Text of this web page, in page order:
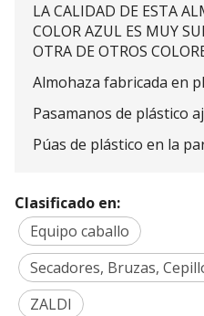
LA CALIDAD DE ESTA
COLOR AZUL ES MUY
OTRA DE OTROS
Almohaza fabricada en
Pasamanos de plástico
Púas de plástico en la
Clasificado en:
Equipo caballo
Secadores, Bruzas,
ZALDI